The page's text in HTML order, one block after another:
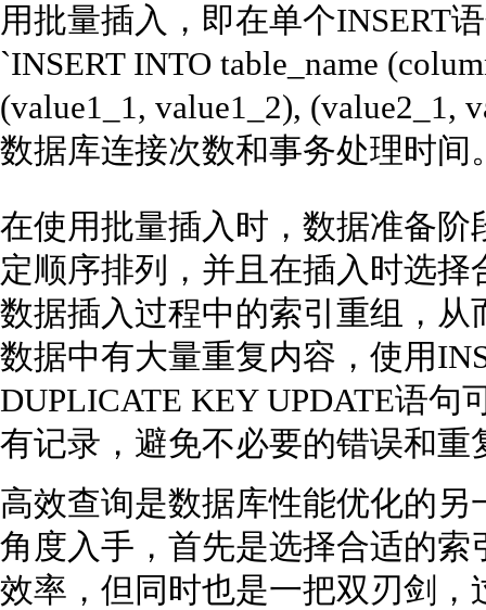
用批量插入，即在单个INSERT
`INSERT INTO table_name
(value1_1, value1_2),
数据库连接次数和事务处理时间
在使用批量插入时，数据准备
定顺序排列，并且在插入时选
数据插入过程中的索引重组，
数据中有大量重复内容，使用
DUPLICATE KEY UPDATE语
有记录，避免不必要的错误和重
高效查询是数据库性能优化的
角度入手，首先是选择合适的
效率，但同时也是一把双刃剑